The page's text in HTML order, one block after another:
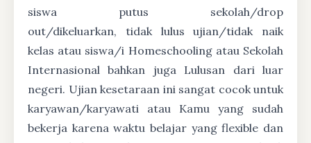
siswa putus sekolah/drop
out/dikeluarkan, tidak lulus ujian/tidak naik
kelas atau siswa/i Homeschooling atau Sekolah
Internasional bahkan juga Lulusan dari luar
negeri. Ujian kesetaraan ini sangat cocok untuk
karyawan/karyawati atau Kamu yang sudah
bekerja karena waktu belajar yang flexible dan